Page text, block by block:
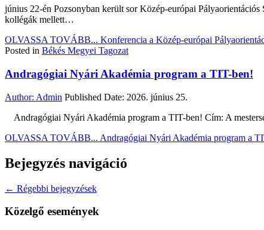
június 22-én Pozsonyban került sor Közép-európai
kollégák mellett…
OLVASSA TOVÁBB... Konferencia a Közép-európai
Posted in Békés Megyei Tagozat
Andragógiai Nyári Akadémia program a TIT-ben!
Author: Admin Published Date: 2026. június 25.
Andragógiai Nyári Akadémia program a TIT-ben! Cím: A
OLVASSA TOVÁBB... Andragógiai Nyári Akadémia program a
Bejegyzés navigáció
← Régebbi bejegyzések
Közelgő események